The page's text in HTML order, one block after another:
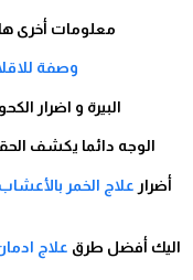
معلومات أخرى
وصفة
البيرة و اضرار
الوجه دائما يكشف
أضرار علاج الخمر بالأعشاب
اليك أفضل طرق علاج